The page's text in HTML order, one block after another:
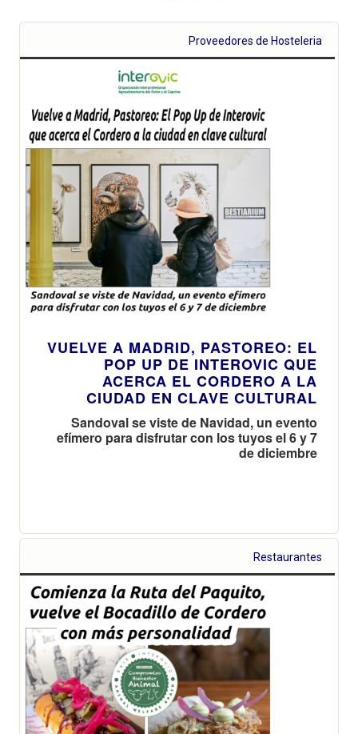
Proveedores de Hosteleria
VUELVE A MADRID, PASTOREO: EL
POP UP DE INTEROVIC QUE
ACERCA EL CORDERO A LA
CIUDAD EN CLAVE CULTURAL
Sandoval se viste de Navidad, un evento
efímero para disfrutar con los tuyos el 6 y 7
de diciembre
Restaurantes